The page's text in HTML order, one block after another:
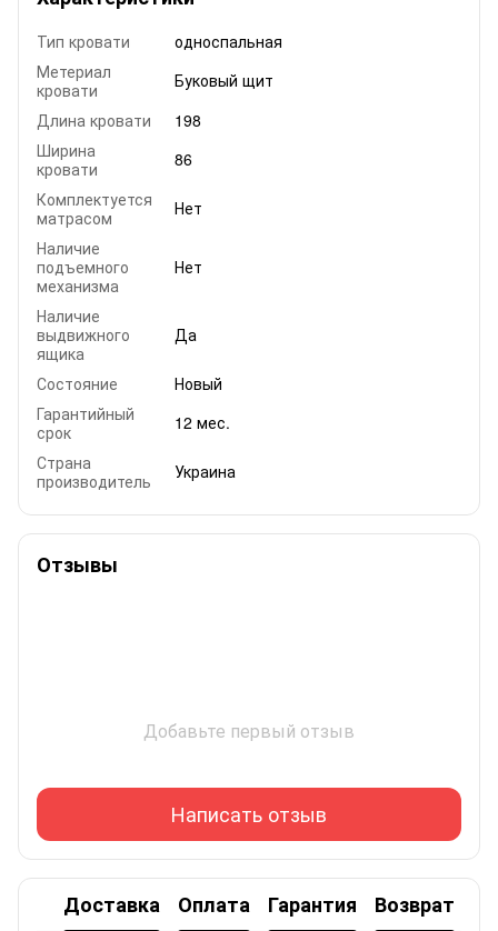
Тип кровати
односпальная
Метериал
кровати
Буковый щит
Длина кровати
198
Ширина
кровати
86
Комплектуется
матрасом
Нет
Наличие
подъемного
механизма
Нет
Наличие
выдвижного
ящика
Да
Состояние
Новый
Гарантийный
срок
12 мес.
Страна
производитель
Украина
Отзывы
Добавьте первый отзыв
Написать отзыв
Доставка Оплата Гарантия Возврат